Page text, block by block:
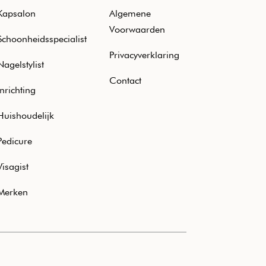
Algemene
Voorwaarden
Privacyverklaring
Contact